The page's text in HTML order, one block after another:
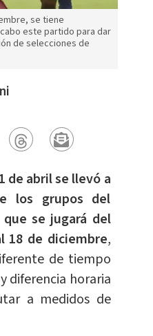
se tiene
este partido para dar
de selecciones de
de abril se llevó a
los grupos del
se jugará del
18 de diciembre,
de tiempo
diferencia horaria
a medidos de